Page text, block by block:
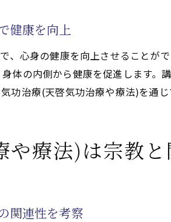
気功治療(天啓気功治療や療法)資格
気功治療(天啓気功治療や療法)の資
資格が保証する気功治療(天啓気功
最適な気功教室(天啓気功治療や療
気功教室(天啓気功治療や療法)選び
理想の気功教室(天啓気功治療や療
健康を向上
、心身の健康を向上させることが
体の内側から健康を促進します
功治療(天啓気功治療や療法)を通
療法)は宗教と
関連性を考察